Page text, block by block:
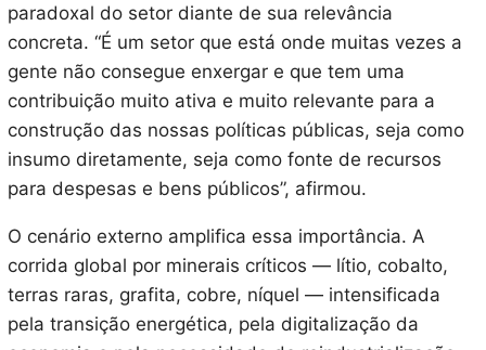
paradoxal do setor diante de sua relevância
concreta. “É um setor que está onde muitas vezes a
gente não consegue enxergar e que tem uma
contribuição muito ativa e muito relevante para a
construção das nossas políticas públicas, seja como
insumo diretamente, seja como fonte de recursos
para despesas e bens públicos”, afirmou.
O cenário externo amplifica essa importância. A
corrida global por minerais críticos — lítio, cobalto,
terras raras, grafita, cobre, níquel — intensificada
pela transição energética, pela digitalização da